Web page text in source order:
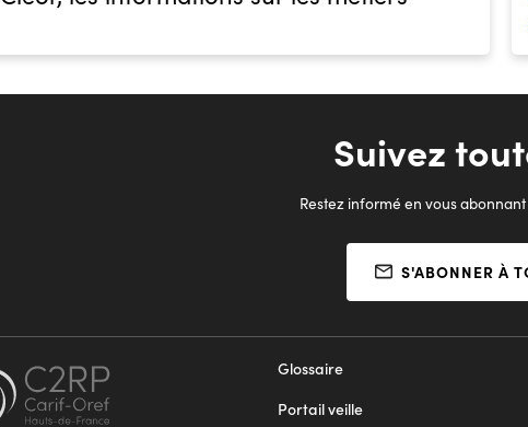
Suivez
Restez informé en vous
S'ABONNER À
Glossaire
Portail veille